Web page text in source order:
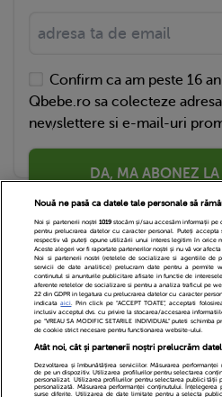
Confirm ca am peste 16
Qbebe.ro sa colecteze
newslettere si e-mail-uri
DA, MA ABONEZ
Echipa Editoriala
Cariere
Cookies
DivaHair Cosmetics
Nouă ne pasă ca datele tale personale să
Noi și partenerii noștri 1019stocăm și/sau accesăm informații pe
pentru prelucrarea datelor cu caracter personal. Puteți
respectiv vă puteți opune utilizării unui interes legitim în orice
Aceste alegeri vor fi raportate partenerilor noștri și nu vă vor afecta
Noi si partenerii nostri (retelele de socializare si agentiile de
servicii de date analitice) prelucram date pentru a permite
continutul si anunturile publicitare afisate in functie de
aferente retelelor de socializare si pentru a analiza traficul pe
22 din GDPR in legatura cu prelucrarea datelor cu caracter
indicataaici. Prin click pe “ACCEPT TOATE”, acceptati
inclusiv acceptul dvs. cu privire la stocarea/accesarea
pe “VREAU SA MODIFIC SETARILE INDIVIDUAL” puteti
de cookie strict necesare pentru functionarea website-ului.
Atât noi, cât și partenerii noștri prelucrăm
Dezvoltarea și îmbunătățirea serviciilor. Măsurarea
de pe un dispozitiv. Utilizarea profilurilor pentru selectarea
personalizat. Utilizarea profilurilor pentru selectarea publicității
personalizată. Măsurarea performanței conținutului.
surse diferite. Utilizarea de date limitate pentru a selecta